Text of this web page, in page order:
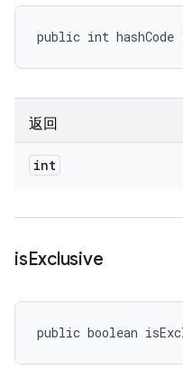
public int hashCode
返回
int
isExclusive
public boolean